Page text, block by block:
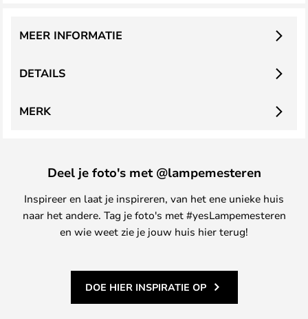
DETAILS
MEER INFORMATIE
MERK
Deel je foto's met @lampemesteren
Inspireer en laat je inspireren, van het ene unieke huis
naar het andere. Tag je foto's met #yesLampemesteren
en wie weet zie je jouw huis hier terug!
DOE HIER INSPIRATIE OP